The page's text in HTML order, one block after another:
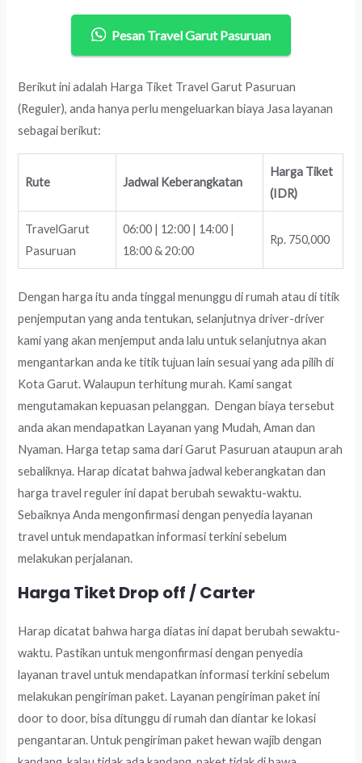
Pesan Travel Garut Pasuruan
Berikut ini adalah Harga Tiket Travel Garut Pasuruan
(Reguler), anda hanya perlu mengeluarkan biaya Jasa layanan
sebagai berikut:
Rute Jadwal Keberangkatan
Harga Tiket
(IDR)
TravelGarut
Pasuruan
06:00 | 12:00 | 14:00 |
18:00 & 20:00
Rp. 750,000
Dengan harga itu anda tinggal menunggu di rumah atau di titik
penjemputan yang anda tentukan, selanjutnya driver-driver
kami yang akan menjemput anda lalu untuk selanjutnya akan
mengantarkan anda ke titik tujuan lain sesuai yang ada pilih di
Kota Garut. Walaupun terhitung murah. Kami sangat
mengutamakan kepuasan pelanggan. Dengan biaya tersebut
anda akan mendapatkan Layanan yang Mudah, Aman dan
Nyaman. Harga tetap sama dari Garut Pasuruan ataupun arah
sebaliknya. Harap dicatat bahwa jadwal keberangkatan dan
harga travel reguler ini dapat berubah sewaktu-waktu.
Sebaiknya Anda mengonfirmasi dengan penyedia layanan
travel untuk mendapatkan informasi terkini sebelum
melakukan perjalanan.
Harga Tiket Drop off / Carter
Harap dicatat bahwa harga diatas ini dapat berubah sewaktu-
waktu. Pastikan untuk mengonfirmasi dengan penyedia
layanan travel untuk mendapatkan informasi terkini sebelum
melakukan pengiriman paket. Layanan pengiriman paket ini
door to door, bisa ditunggu di rumah dan diantar ke lokasi
pengantaran. Untuk pengiriman paket hewan wajib dengan